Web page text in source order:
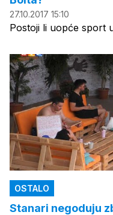
27.10.2017 15:10
Postoji li uopće sport
OSTALO
Stanari negoduju